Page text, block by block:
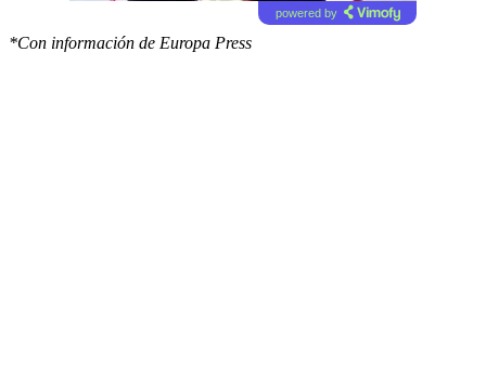
powered by
*Con información de Europa Press